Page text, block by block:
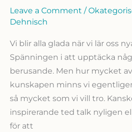
Leave a Comment /
Dehnisch
Vi blir alla glada när vi lär oss
Spänningen i att upptäcka
berusande. Men hur mycket
kunskapen minns vi
så mycket som vi vill tro.
inspirerande ted talk nyligen
för att